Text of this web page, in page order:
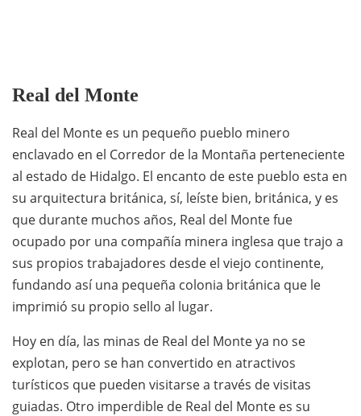
Real del Monte
Real del Monte es un pequeño pueblo minero
enclavado en el Corredor de la Montaña perteneciente
al estado de Hidalgo. El encanto de este pueblo esta en
su arquitectura británica, sí, leíste bien, británica, y es
que durante muchos años, Real del Monte fue
ocupado por una compañía minera inglesa que trajo a
sus propios trabajadores desde el viejo continente,
fundando así una pequeña colonia británica que le
imprimió su propio sello al lugar.
Hoy en día, las minas de Real del Monte ya no se
explotan, pero se han convertido en atractivos
turísticos que pueden visitarse a través de visitas
guiadas. Otro imperdible de Real del Monte es su